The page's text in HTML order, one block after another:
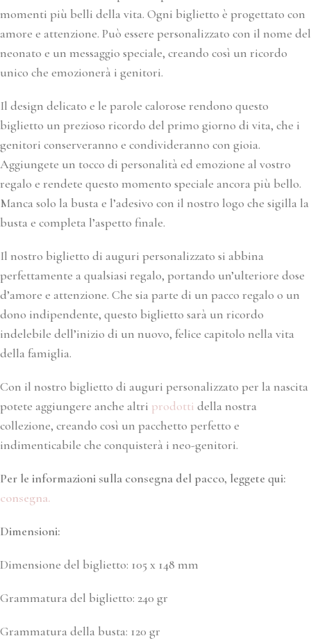
momenti più belli della vita. Ogni biglietto è progettato con
amore e attenzione. Può essere personalizzato con il nome del
neonato e un messaggio speciale, creando così un ricordo
unico che emozionerà i genitori.
Il design delicato e le parole calorose rendono questo
biglietto un prezioso ricordo del primo giorno di vita, che i
genitori conserveranno e condivideranno con gioia.
Aggiungete un tocco di personalità ed emozione al vostro
regalo e rendete questo momento speciale ancora più bello.
Manca solo la busta e l’adesivo con il nostro logo che sigilla la
busta e completa l’aspetto finale.
Il nostro biglietto di auguri personalizzato si abbina
perfettamente a qualsiasi regalo, portando un’ulteriore dose
d’amore e attenzione. Che sia parte di un pacco regalo o un
dono indipendente, questo biglietto sarà un ricordo
indelebile dell’inizio di un nuovo, felice capitolo nella vita
della famiglia.
Con il nostro biglietto di auguri personalizzato per la nascita
potete aggiungere anche altri prodotti della nostra
collezione, creando così un pacchetto perfetto e
indimenticabile che conquisterà i neo-genitori.
Per le informazioni sulla consegna del pacco, leggete qui:
consegna.
Dimensioni:
Dimensione del biglietto: 105 x 148 mm
Grammatura del biglietto: 240 gr
Grammatura della busta: 120 gr